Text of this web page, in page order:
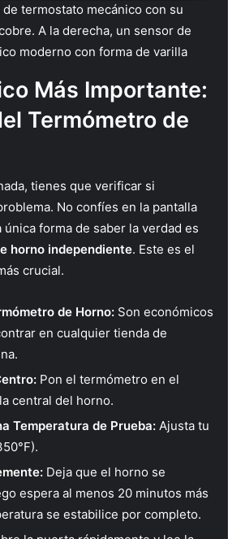
termostato mecánico con su
A la derecha, un sensor de
moderno con forma de varilla
Más Importante:
Termómetro de
tienes que verificar si
No confíes en la pantalla
forma de saber la verdad es
horno independiente. Este es el
crucial.
de Horno: Son económicos
en cualquier tienda de
Pon el termómetro en el
central del horno.
Temperatura de Prueba: Ajusta tu
Deja que el horno se
espera al menos 20 minutos más
se estabilice por completo.